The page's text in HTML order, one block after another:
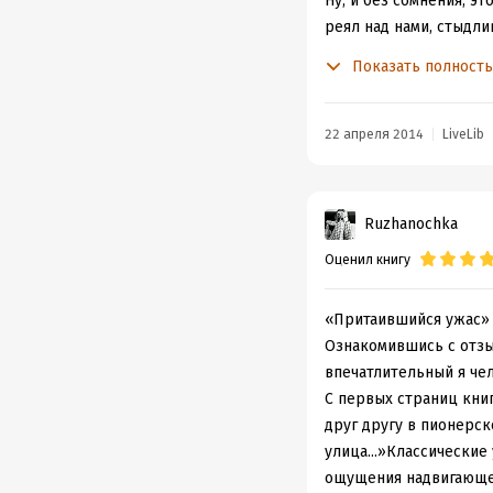
реял над нами,
частично совпадают,
захватывало дух, и
что жизнь прекрасна и
Читая же сейчас это
скучные вещи,
пирамиды с Гарри
Ньярлатотепа.
Хотя, признаюсь, что
вещей.
По сути рассказы
напоминают большую
Показать
22 апреля 2014 LiveLib
Ruzhanochka
Оценил книгу
«Притаившийся ужас»
Ознакомившись с
впечатлительный я
С первых страниц
друг другу в
ощущения